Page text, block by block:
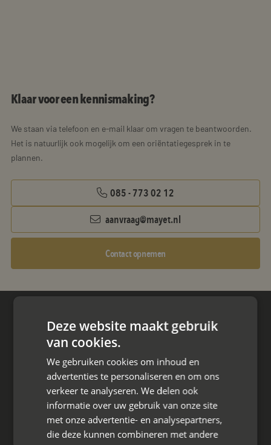
Klaar voor een kennismaking?
We staan via telefoon en e-mail klaar om vragen te beantwoorden.
Het is natuurlijk ook mogelijk om een oriëntatiegesprek in te
plannen.
085 - 773 02 12
aanvraag@mayet.nl
Contact opnemen
Hoofdkantoor
Den Berg 16A
4661 KZ Halsteren,
085 - 773 02 12
aanvraag@mayet.nl
Deze website maakt gebruik
van cookies.
We gebruiken cookies om inhoud en
advertenties te personaliseren en om ons
verkeer te analyseren. We delen ook
informatie over uw gebruik van onze site
met onze advertentie- en analysepartners,
die deze kunnen combineren met andere